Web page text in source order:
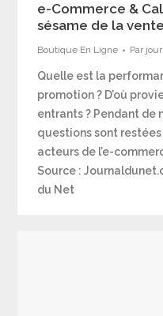
e-Commerce &
sésame de la
Boutique En Ligne Par
Quelle est la
promotion ? D’où
entrants ? Pendant de
questions sont
acteurs de l’e-
Source :
du Net